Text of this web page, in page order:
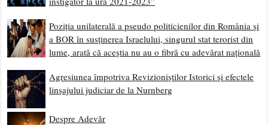
Poziția unilaterală a pseudo politicienilor din România și
a BOR în susținerea Israelului, singurul stat terorist din
lume, arată că aceștia nu au o fibră cu adevărat națională
Agresiunea împotriva Revizioniștilor Istorici și efectele
linșajului judiciar de la Nurnberg
Despre Adevăr